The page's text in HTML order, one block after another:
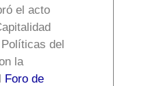
el acto
del
la
Foro de